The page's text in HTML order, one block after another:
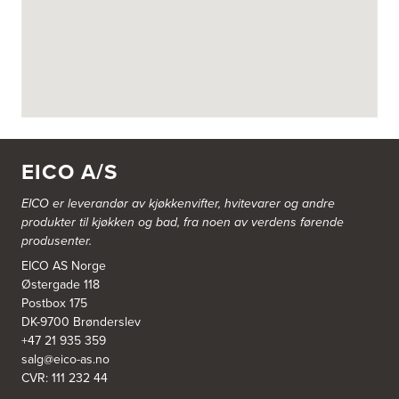
Aurland Elektriske AS
Odden 10 A
Tel.:57-633463
Bekkestua kjøkkenstudio as
Gamle Ringeriksvei 32
1357 Bekkestua
Tel.:99228877
Bergen Kjøkkensenter A/S
Hellevegen 228
5039 Bergen
Tel.:55-395060
EICO A/S
EICO er leverandør av kjøkkenvifter, hvitevarer og andre
produkter til kjøkken og bad, fra noen av verdens førende
produsenter.
EICO AS Norge
Østergade 118
Postbox 175
DK-9700 Brønderslev
+47 21 935 359
salg@eico-as.no
CVR: 111 232 44